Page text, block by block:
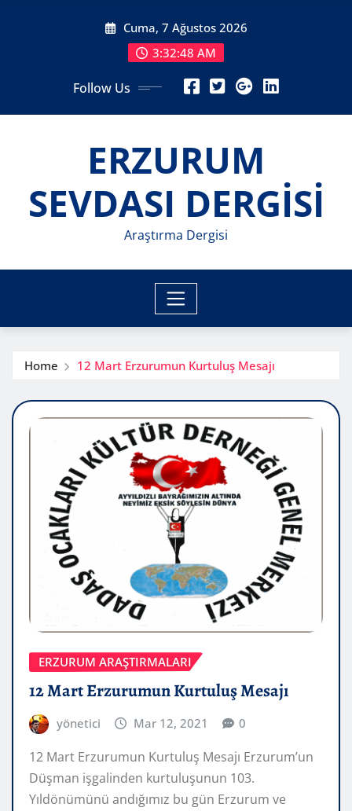
Cuma, 7 Ağustos 2026
3:32:50 AM
Follow Us
ERZURUM
SEVDASI DERGİSİ
Araştırma Dergisi
Home 12 Mart Erzurumun Kurtuluş Mesajı
ERZURUM ARAŞTIRMALARI
12 Mart Erzurumun Kurtuluş Mesajı
yönetici Mar 12, 2021 0
12 Mart Erzurumun Kurtuluş Mesajı Erzurum’un
Düşman işgalinden kurtuluşunun 103.
Yıldönümünü andığımız bu gün Erzurum ve